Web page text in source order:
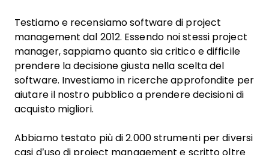
Testiamo e recensiamo software di project
management dal 2012. Essendo noi stessi project
manager, sappiamo quanto sia critico e difficile
prendere la decisione giusta nella scelta del
software. Investiamo in ricerche approfondite per
aiutare il nostro pubblico a prendere decisioni di
acquisto migliori.
Abbiamo testato più di 2.000 strumenti per diversi
casi d’uso di project management e scritto oltre